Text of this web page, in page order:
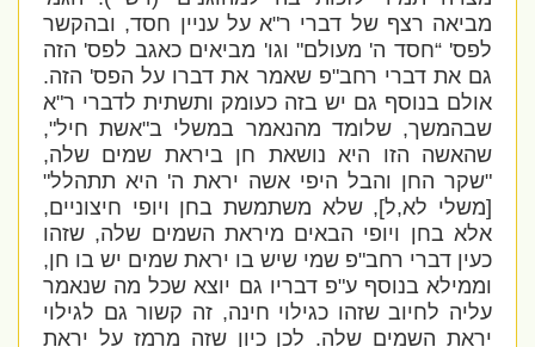
מביאה רצף של דברי ר"א על עניין חסד, ובהקשר
לפס' “חסד ה' מעולם" וגו' מביאים כאגב לפס' הזה
גם את דברי רחב"פ שאמר את דברו על הפס' הזה.
אולם בנוסף גם יש בזה כעומק ותשתית לדברי ר"א
שבהמשך, שלומד מהנאמר במשלי ב"אשת חיל",
שהאשה הזו היא נושאת חן ביראת שמים שלה,
"שקר החן והבל היפי אשה יראת ה' היא תתהלל"
[משלי לא,ל], שלא משתמשת בחן ויופי חיצוניים,
אלא בחן ויופי הבאים מיראת השמים שלה, שזהו
כעין דברי רחב"פ שמי שיש בו יראת שמים יש בו חן,
וממילא בנוסף ע"פ דבריו גם יוצא שכל מה שנאמר
עליה לחיוב שזהו כגילוי חינה, זה קשור גם לגילוי
יראת השמים שלה. לכן כיון שזה מרמז על יראת